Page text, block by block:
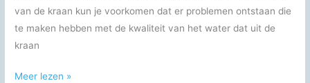
van de kraan kun je voorkomen dat er problemen ontstaan die
te maken hebben met de kwaliteit van het water dat uit de
kraan
Laat
Meer lezen »